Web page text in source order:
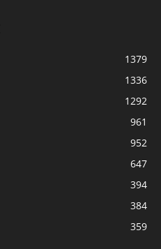
1379
1336
1292
961
952
647
394
384
359